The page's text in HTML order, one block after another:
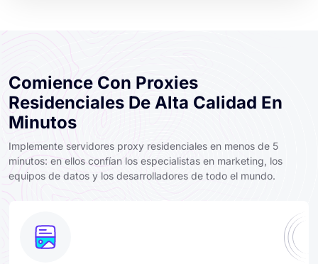
Comience Con Proxies
Residenciales De Alta Calidad En
Minutos
Implemente servidores proxy residenciales en menos de 5
minutos: en ellos confían los especialistas en marketing, los
equipos de datos y los desarrolladores de todo el mundo.